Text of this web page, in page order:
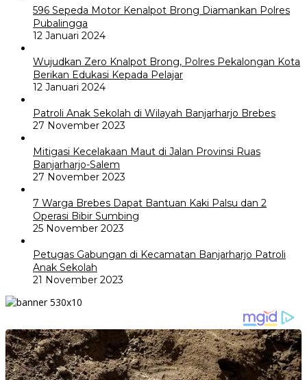
596 Sepeda Motor Kenalpot Brong Diamankan Polres
Pubalingga
12 Januari 2024
Wujudkan Zero Knalpot Brong, Polres Pekalongan Kota
Berikan Edukasi Kepada Pelajar
12 Januari 2024
Patroli Anak Sekolah di Wilayah Banjarharjo Brebes
27 November 2023
Mitigasi Kecelakaan Maut di Jalan Provinsi Ruas
Banjarharjo-Salem
27 November 2023
7 Warga Brebes Dapat Bantuan Kaki Palsu dan 2
Operasi Bibir Sumbing
25 November 2023
Petugas Gabungan di Kecamatan Banjarharjo Patroli
Anak Sekolah
21 November 2023